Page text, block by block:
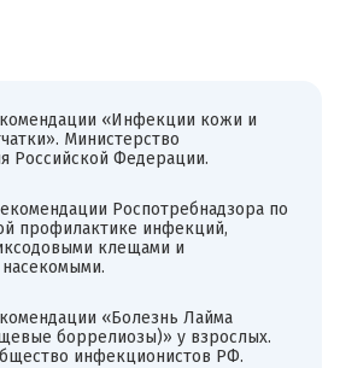
«Инфекции кожи и
Министерство
Российской Федерации.
Роспотребнадзора по
профилактике инфекций,
клещами и
«Болезнь Лайма
боррелиозы)» у взрослых.
инфекционистов РФ.